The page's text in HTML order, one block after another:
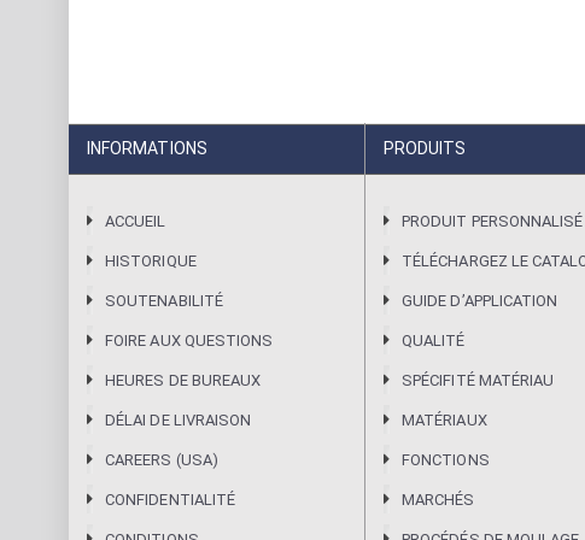
INFORMATIONS
ACCUEIL
HISTORIQUE
SOUTENABILITÉ
FOIRE AUX QUESTIONS
HEURES DE BUREAUX
DÉLAI DE LIVRAISON
CAREERS (USA)
CONFIDENTIALITÉ
PRODUITS
PRODUIT PERSONNALISÉ
TÉLÉCHARGEZ LE
GUIDE DʼAPPLICATION
QUALITÉ
SPÉCIFITÉ MATÉRIAU
MATÉRIAUX
FONCTIONS
MARCHÉS